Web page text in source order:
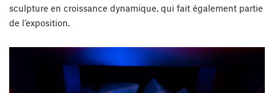
sculpture en croissance dynamique, qui fait également partie
de l’exposition.